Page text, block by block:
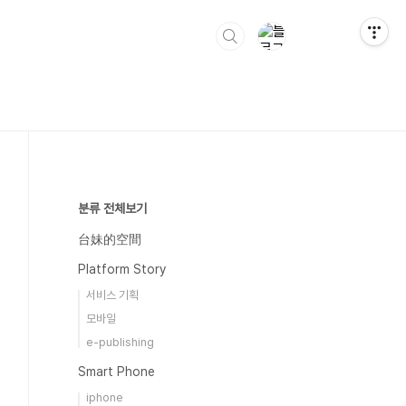
분류 전체보기
台妹的空間
Platform Story
서비스 기획
모바일
e-publishing
Smart Phone
iphone